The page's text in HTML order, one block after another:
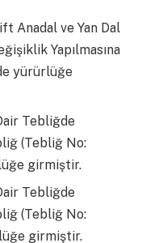
Anadal ve Yan Dal
Yapılmasına
yürürlüğe
Tebliğde
(Tebliğ No:
girmiştir.
Tebliğde
(Tebliğ No:
girmiştir.